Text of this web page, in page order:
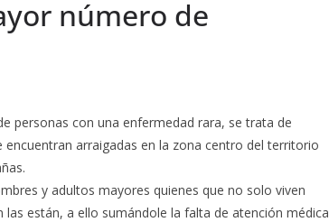
número de
personas con una enfermedad rara, se trata de
arraigadas en la zona centro del territorio
y adultos mayores quienes que no solo viven
están, a ello sumándole la falta de atención médica